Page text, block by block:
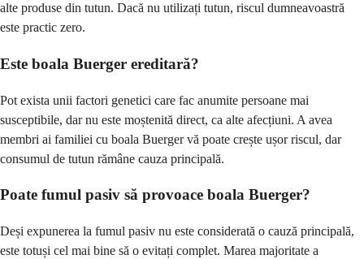
alte produse din tutun. Dacă nu utilizați tutun, riscul dumneavoastră
este practic zero.
Este boala Buerger ereditară?
Pot exista unii factori genetici care fac anumite persoane mai
susceptibile, dar nu este moștenită direct, ca alte afecțiuni. A avea
membri ai familiei cu boala Buerger vă poate crește ușor riscul, dar
consumul de tutun rămâne cauza principală.
Poate fumul pasiv să provoace boala Buerger?
Deși expunerea la fumul pasiv nu este considerată o cauză principală,
este totuși cel mai bine să o evitați complet. Marea majoritate a